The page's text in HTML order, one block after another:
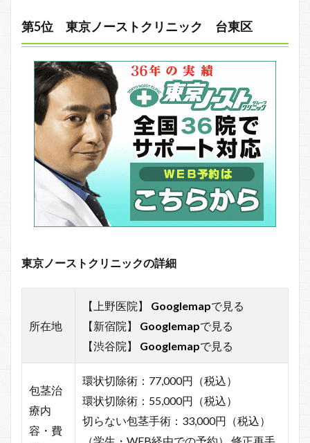
第5位 東京ノーストクリニック 台東区
東京ノーストクリニックの詳細
所在地
【上野医院】 Googlemapで見る
【新宿院】 Googlemapで見る
【渋谷院】
Googlemapで見る
包茎治
療内
容・費
環状切除術：77,000円（税込）
環状切除術：55,000円（税込）
切らない包茎手術：33,000円（税込）